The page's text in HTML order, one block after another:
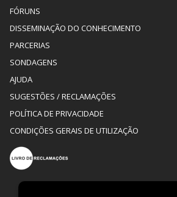
FÓRUNS
DISSEMINAÇÃO DO CONHECIMENTO
PARCERIAS
SONDAGENS
AJUDA
SUGESTÕES / RECLAMAÇÕES
POLÍTICA DE PRIVACIDADE
CONDIÇÕES GERAIS DE UTILIZAÇÃO